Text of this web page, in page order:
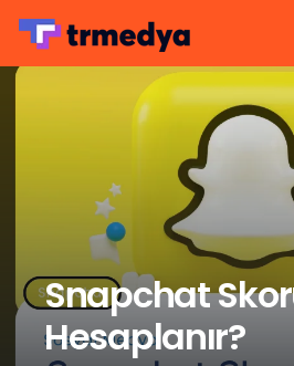
Snapchat
Hesaplanır?